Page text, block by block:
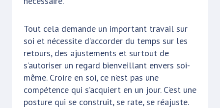
Tout cela demande un important travail sur
soi et nécessite d’accorder du temps sur les
retours, des ajustements et surtout de
s’autoriser un regard bienveillant envers soi-
même. Croire en soi, ce n’est pas une
compétence qui s’acquiert en un jour. C’est une
posture qui se construit, se rate, se réajuste.